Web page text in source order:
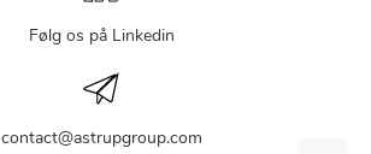
Følg os på Linkedin
contact@astrupgroup.com